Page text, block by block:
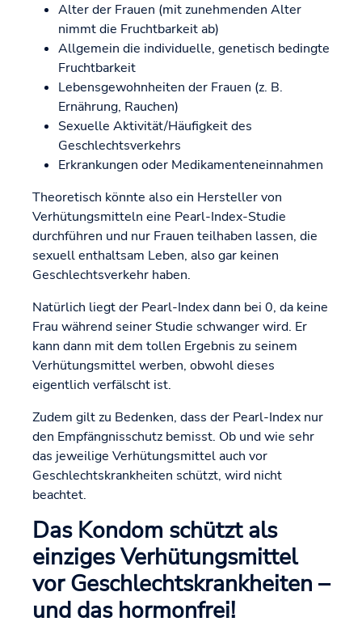
Alter der Frauen (mit zunehmenden Alter
nimmt die Fruchtbarkeit ab)
Allgemein die individuelle, genetisch bedingte
Fruchtbarkeit
Lebensgewohnheiten der Frauen (z. B.
Ernährung, Rauchen)
Sexuelle Aktivität/Häufigkeit des
Geschlechtsverkehrs
Erkrankungen oder Medikamenteneinnahmen
Theoretisch könnte also ein Hersteller von
Verhütungsmitteln eine Pearl-Index-Studie
durchführen und nur Frauen teilhaben lassen, die
sexuell enthaltsam Leben, also gar keinen
Geschlechtsverkehr haben.
Natürlich liegt der Pearl-Index dann bei 0, da keine
Frau während seiner Studie schwanger wird. Er
kann dann mit dem tollen Ergebnis zu seinem
Verhütungsmittel werben, obwohl dieses
eigentlich verfälscht ist.
Zudem gilt zu Bedenken, dass der Pearl-Index nur
den Empfängnisschutz bemisst. Ob und wie sehr
das jeweilige Verhütungsmittel auch vor
Geschlechtskrankheiten schützt, wird nicht
beachtet.
Das Kondom schützt als
einziges Verhütungsmittel
vor Geschlechtskrankheiten –
und das hormonfrei!